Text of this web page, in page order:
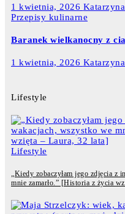
1 kwietnia, 2026
Przepisy kulinarne
Baranek wielkanocny z
1 kwietnia, 2026
Lifestyle
Lifestyle
„Kiedy zobaczyłam jego zdjęcia
mnie zamarło.” [Historia z życia